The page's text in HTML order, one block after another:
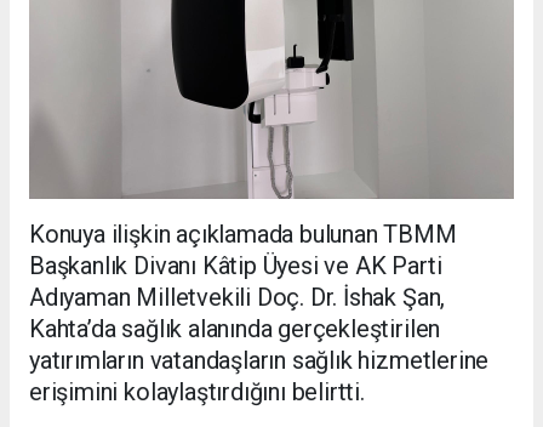
Konuya ilişkin açıklamada bulunan TBMM
Başkanlık Divanı Kâtip Üyesi ve AK Parti
Adıyaman Milletvekili Doç. Dr. İshak Şan,
Kahta’da sağlık alanında gerçekleştirilen
yatırımların vatandaşların sağlık hizmetlerine
erişimini kolaylaştırdığını belirtti.